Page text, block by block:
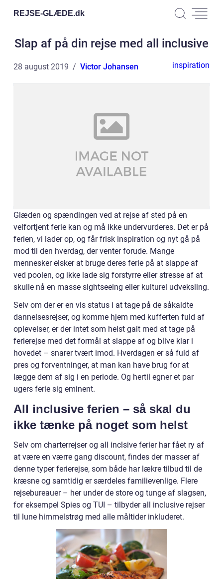
REJSE-GLÆDE.dk
Slap af på din rejse med all inclusive
28 august 2019 Victor Johansen inspiration
Glæden og spændingen ved at rejse af sted på en
velfortjent ferie kan og må ikke undervurderes. Det er på
ferien, vi lader op, og får frisk inspiration og nyt gå på
mod til den hverdag, der venter forude. Mange
mennesker elsker at bruge deres ferie på at slappe af
ved poolen, og ikke lade sig forstyrre eller stresse af at
skulle nå en masse sightseeing eller kulturel udveksling.
Selv om der er en vis status i at tage på de såkaldte
dannelsesrejser, og komme hjem med kufferten fuld af
oplevelser, er der intet som helst galt med at tage på
ferierejse med det formål at slappe af og blive klar i
hovedet – snarer tvært imod. Hverdagen er så fuld af
pres og forventninger, at man kan have brug for at
lægge dem af sig i en periode. Og hertil egner et par
ugers ferie sig eminent.
All inclusive ferien – så skal du
ikke tænke på noget som helst
Selv om charterrejser og all inclsive ferier har fået ry af
at være en værre gang discount, findes der masser af
denne typer ferierejse, som både har lækre tilbud til de
kræsne og samtidig er særdeles familievenlige. Flere
rejsebureauer – her under de store og tunge af slagsen,
for eksempel Spies og TUI – tilbyder all inclusive rejser
til lune himmelstrøg med alle måltider inkluderet.